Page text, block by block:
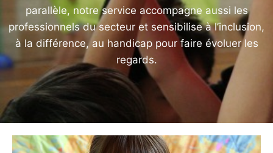
parallèle, notre service accompagne aussi les
professionnels du secteur et sensibilise à l’inclusion,
à la différence, au handicap pour faire évoluer les
regards.